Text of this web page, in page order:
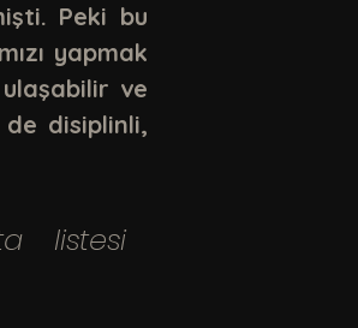
Peki bu
yapmak
ve
disiplinli,